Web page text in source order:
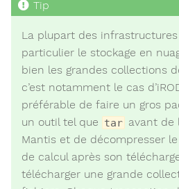
La plupart des
particulier le stockage en
bien les grandes collections
c’est notamment le cas
préférable de faire un gros
un outil tel que tar avant de
Mantis et de décompresser
de calcul après son
télécharger une grande